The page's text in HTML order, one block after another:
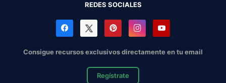
REDES SOCIALES
Consigue recursos exclusivos directamente en tu email
Regístrate